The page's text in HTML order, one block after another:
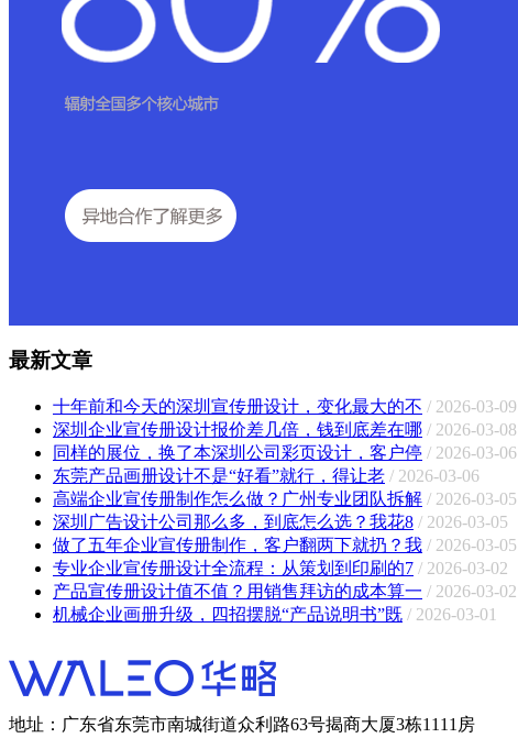
最新文章
十年前和今天的深圳宣传册设计，变化最大的不 / 2026-03-09
深圳企业宣传册设计报价差几倍，钱到底差在哪 / 2026-03-08
同样的展位，换了本深圳公司彩页设计，客户停 / 2026-03-06
东莞产品画册设计不是“好看”就行，得让老 / 2026-03-06
高端企业宣传册制作怎么做？广州专业团队拆解 / 2026-03-05
深圳广告设计公司那么多，到底怎么选？我花8 / 2026-03-05
做了五年企业宣传册制作，客户翻两下就扔？我 / 2026-03-05
专业企业宣传册设计全流程：从策划到印刷的7 / 2026-03-02
产品宣传册设计值不值？用销售拜访的成本算一 / 2026-03-02
机械企业画册升级，四招摆脱“产品说明书”既 / 2026-03-01
地址：广东省东莞市南城街道众利路63号揭商大厦3栋1111房